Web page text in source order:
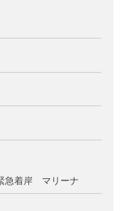
着岸 マリーナ